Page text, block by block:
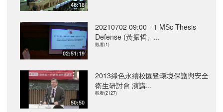
46:18
02:51:19
20210702 09:00 - 1 MSc Thesis
Defense (黃振哲、...
觀看(1)
50:50
2013綠色永續校園暨環境保護與安全
衛生研討會 演講...
觀看(2127)